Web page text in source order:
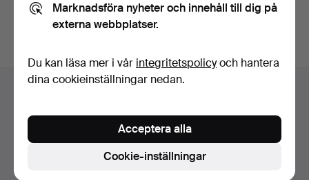
Du kan också söka ivårt arkiv med avslutade auktioner
Sidfotsnavigation
Marknadsföra nyheter och innehåll till dig på
externa webbplatser.
Du kan läsa mer i vår integritetspolicyoch hantera
dina cookieinställningar nedan.
Cookie-inställningar
Acceptera alla